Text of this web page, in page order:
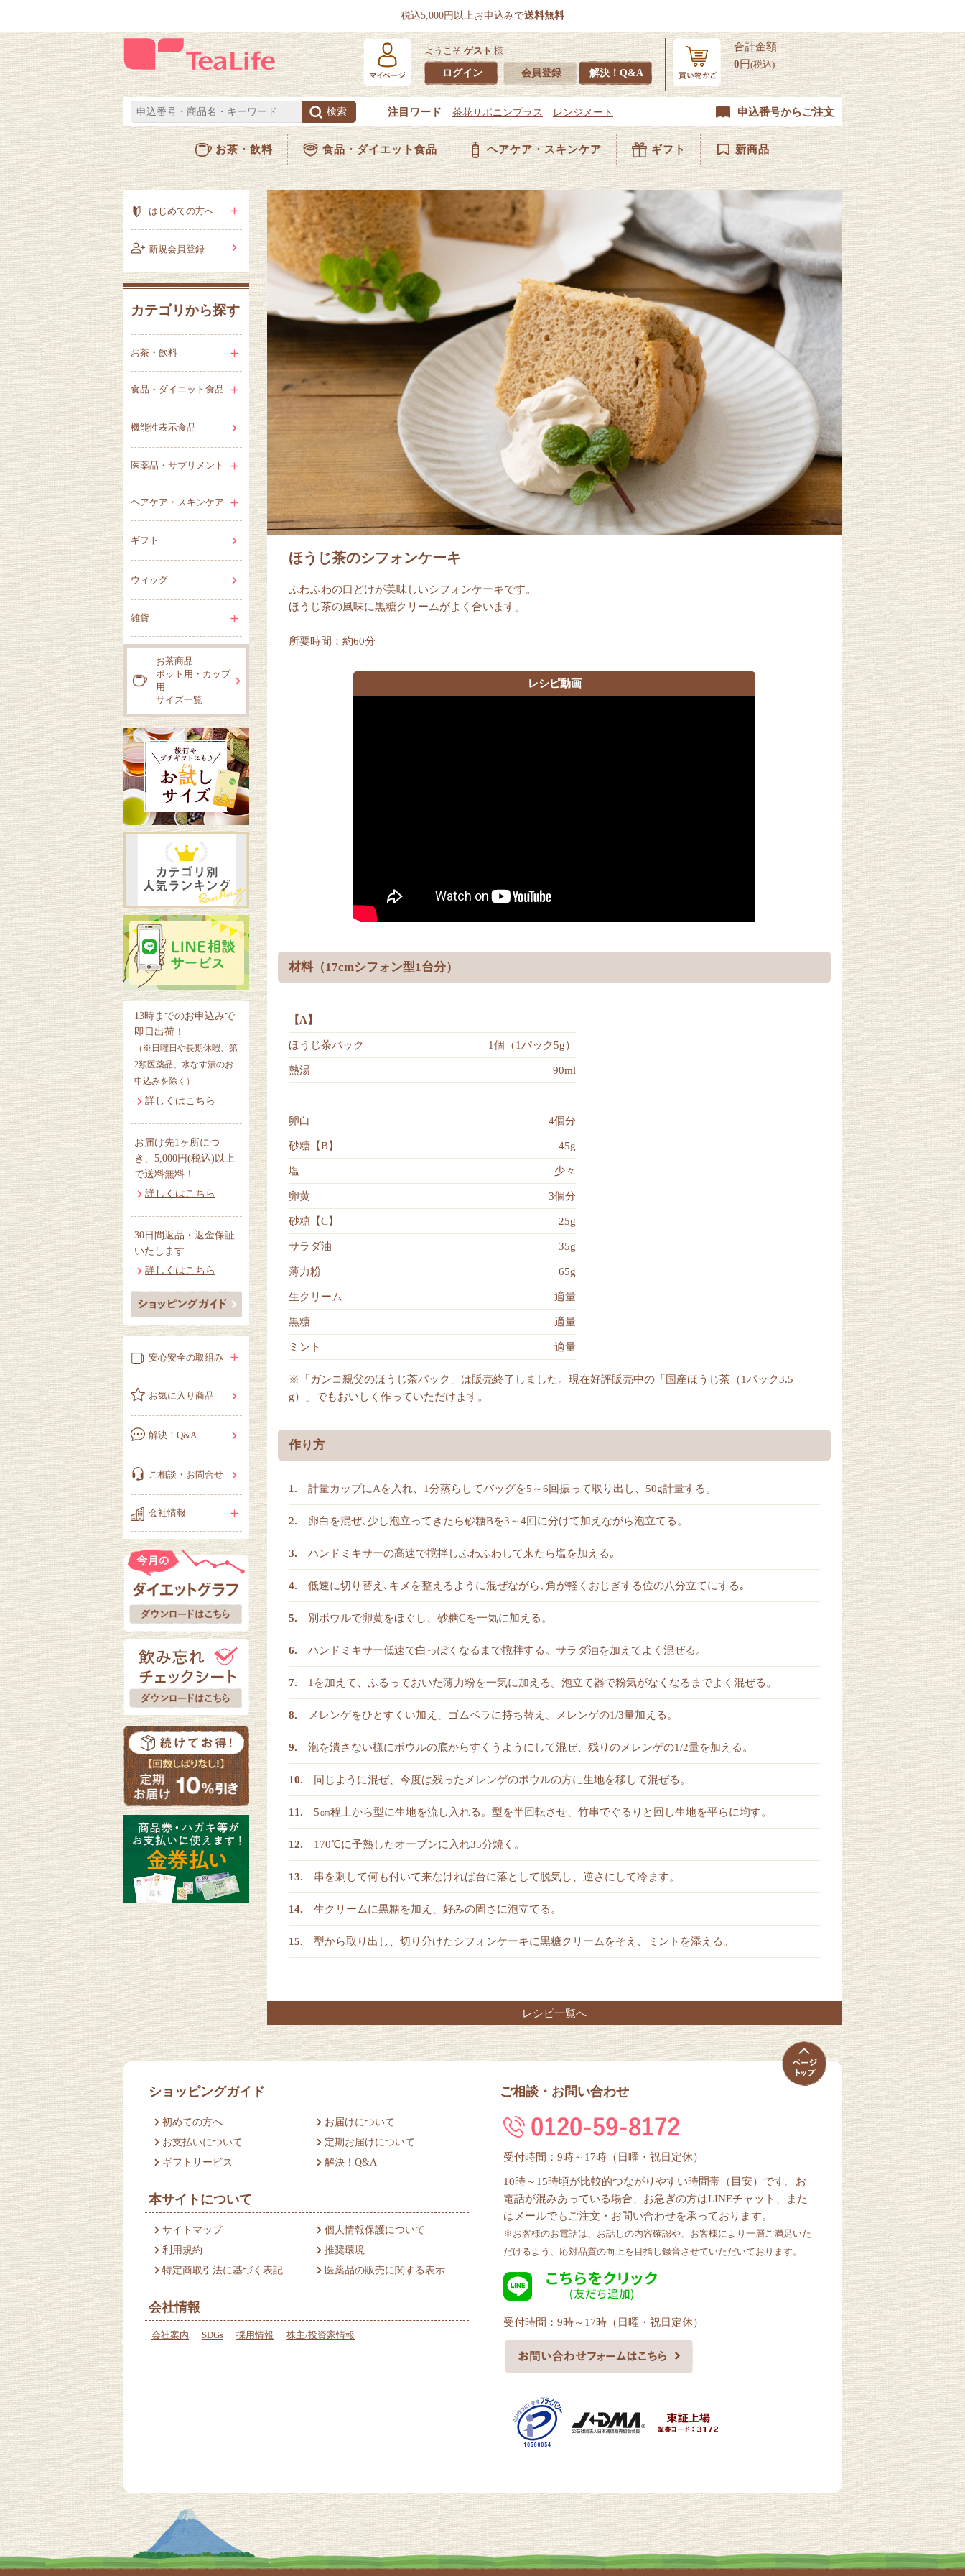
税込5,000円以上お申込みで送料無料
ようこそゲスト 様
ログイン 会員登録 解決！Q&A
合計金額
0円(税込)
申込番号からご注文
お茶・飲料 食品・ダイエット食品 ヘアケア・スキンケア ギフト 新商品
ほうじ茶のシフォンケーキ
ふわふわの口どけが美味しいシフォンケーキです。
ほうじ茶の風味に黒糖クリームがよく合います。
所要時間：約60分
レシピ動画
材料（17cmシフォン型1台分）
【A】
ほうじ茶パック 1個（1パック5g）
熱湯 90ml
卵白 4個分
砂糖【B】 45g
塩 少々
卵黄 3個分
砂糖【C】 25g
サラダ油 35g
薄力粉 65g
生クリーム 適量
黒糖 適量
ミント 適量
※「ガンコ親父のほうじ茶パック」は販売終了しました。現在好評販売中の「国産ほうじ茶 （1パック3.5
g）」でもおいしく作っていただけます。
作り方
計量カップにAを入れ、1分蒸らしてバッグを5～6回振って取り出し、50g計量する。
卵白を混ぜ､少し泡立ってきたら砂糖Bを3～4回に分けて加えながら泡立てる。
ハンドミキサーの高速で撹拌しふわふわして来たら塩を加える｡
低速に切り替え､キメを整えるように混ぜながら､角が軽くおじぎする位の八分立てにする｡
別ボウルで卵黄をほぐし、砂糖Cを一気に加える。
ハンドミキサー低速で白っぽくなるまで撹拌する。サラダ油を加えてよく混ぜる。
1を加えて、ふるっておいた薄力粉を一気に加える。泡立て器で粉気がなくなるまでよく混ぜる。
メレンゲをひとすくい加え、ゴムベラに持ち替え、メレンゲの1/3量加える。
泡を潰さない様にボウルの底からすくうようにして混ぜ、残りのメレンゲの1/2量を加える。
同じように混ぜ、今度は残ったメレンゲのボウルの方に生地を移して混ぜる。
5㎝程上から型に生地を流し入れる。型を半回転させ、竹串でぐるりと回し生地を平らに均す。
170℃に予熱したオーブンに入れ35分焼く。
串を刺して何も付いて来なければ台に落として脱気し、逆さにして冷ます。
生クリームに黒糖を加え、好みの固さに泡立てる。
型から取り出し、切り分けたシフォンケーキに黒糖クリームをそえ、ミントを添える。
レシピ一覧へ
はじめての方へ
新規会員登録
カテゴリから探す
お茶・飲料
食品・ダイエット食品
機能性表示食品
医薬品・サプリメント
ヘアケア・スキンケア
ギフト
ウィッグ
雑貨
お茶商品
ポット用・カップ
用
サイズ一覧
13時までのお申込みで
即日出荷！
（※日曜日や長期休暇、第
2類医薬品、水なす漬のお
申込みを除く）
詳しくはこちら
お届け先1ヶ所につ
き、5,000円(税込)以上
で送料無料！
詳しくはこちら
30日間返品・返金保証
いたします
詳しくはこちら
安心安全の取組み
お気に入り商品
解決！Q&A
ご相談・お問合せ
会社情報
ショッピングガイド
初めての方へ
お届けについて
お支払いについて
定期お届けについて
ギフトサービス
解決！Q&A
ご相談・お問い合わせ
受付時間：9時～17時（日曜・祝日定休）
10時～15時頃が比較的つながりやすい時間帯（目安）です。お
電話が混みあっている場合、お急ぎの方はLINEチャット、また
はメールでもご注文・お問い合わせを承っております。
※お客様のお電話は、お話しの内容確認や、お客様により一層ご満足いた
だけるよう、応対品質の向上を目指し録音させていただいております。
受付時間：9時～17時（日曜・祝日定休）
本サイトについて
サイトマップ
個人情報保護について
利用規約
推奨環境
特定商取引法に基づく表記
医薬品の販売に関する表示
会社情報
会社案内 SDGs 採用情報 株主/投資家情報